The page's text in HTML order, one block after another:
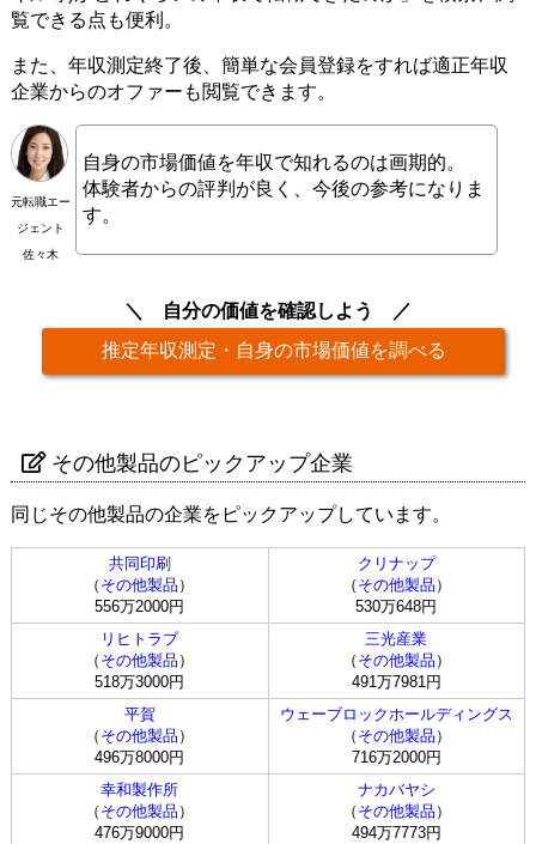
覧できる点も便利。
また、年収測定終了後、簡単な会員登録をすれば適正年収
企業からのオファーも閲覧できます。
元転職エー
ジェント
佐々木
自身の市場価値を年収で知れるのは画期的。
体験者からの評判が良く、今後の参考になりま
す。
自分の価値を確認しよう
推定年収測定・自身の市場価値を調べる
その他製品のピックアップ企業
同じその他製品の企業をピックアップしています。
共同印刷
（ その他製品 ）
556万2000円
クリナップ
（ その他製品 ）
530万648円
リヒトラブ
（ その他製品 ）
518万3000円
三光産業
（ その他製品 ）
491万7981円
平賀
（ その他製品 ）
496万8000円
ウェーブロックホールディングス
（ その他製品 ）
716万2000円
幸和製作所
（ その他製品 ）
476万9000円
ナカバヤシ
（ その他製品 ）
494万7773円